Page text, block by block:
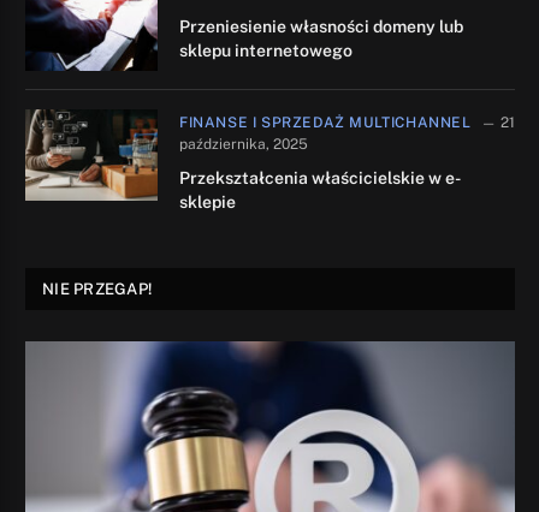
Przeniesienie własności domeny lub
sklepu internetowego
FINANSE I SPRZEDAŻ MULTICHANNEL
21
października, 2025
Przekształcenia właścicielskie w e-
sklepie
NIE PRZEGAP!